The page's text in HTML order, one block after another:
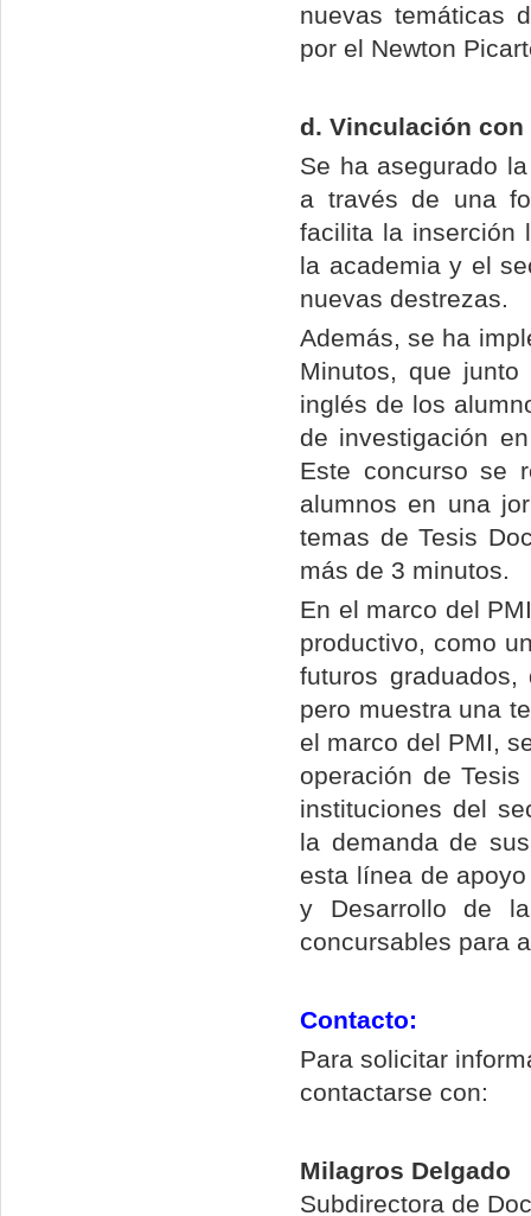
nuevas temáticas
por el Newton
d. Vinculación
Se ha asegurado
a través de una
facilita la inserción
la academia y el
nuevas destrezas.
Además, se ha
Minutos, que
inglés de los
de investigación
Este concurso se
alumnos en una
temas de Tesis
más de 3 minutos.
En el marco del
productivo, como
futuros
pero muestra una
el marco del PMI,
operación de
instituciones del
la demanda de
esta línea de
y Desarrollo de
concursables para
Contacto:
Para solicitar
contactarse con:
Milagros Delgado
Subdirectora de